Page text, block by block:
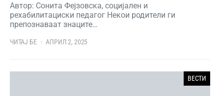
Автор: Сонита Фејзовска, социјален и
рехабилитациски педагог Некои родители ги
препознаваат знаците…
ЧИТАЈ БЕ АПРИЛ 2, 2025
ВЕСТИ